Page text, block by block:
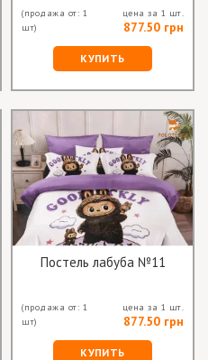
(продажа от: 1
шт)
цена за 1 шт.
877.50 грн
КУПИТЬ
Постель лабуба №11
(продажа от: 1
шт)
цена за 1 шт.
877.50 грн
КУПИТЬ